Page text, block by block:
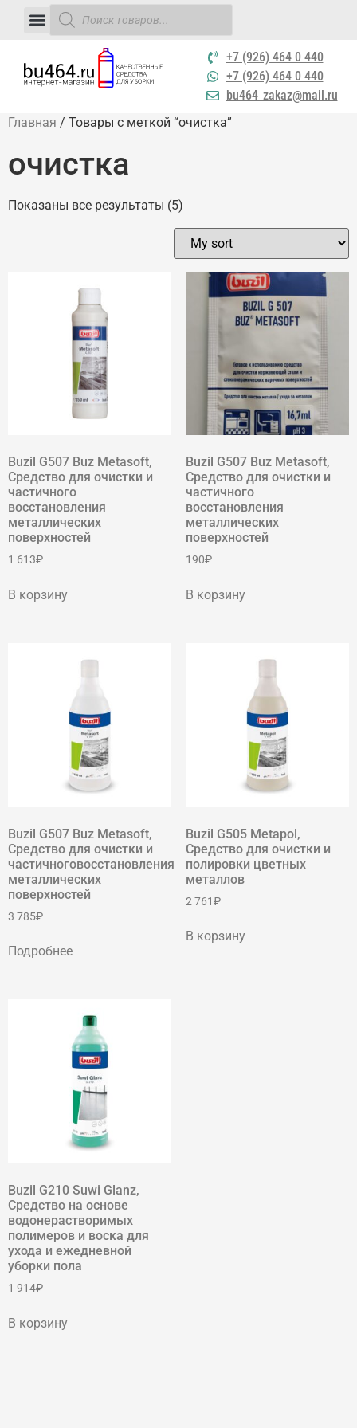
+7 (926) 464 0 440
+7 (926) 464 0 440
bu464_zakaz@mail.ru
Главная / Товары с меткой “очистка”
очистка
Показаны все результаты (5)
Buzil G507 Buz Metasoft,
Средство для очистки и
частичного
восстановления
металлических
поверхностей
1 613₽
В корзину
Buzil G507 Buz Metasoft,
Средство для очистки и
частичного
восстановления
металлических
поверхностей
190₽
В корзину
Buzil G507 Buz Metasoft,
Средство для очистки и
частичноговосстановления
металлических
поверхностей
3 785₽
Подробнее
Buzil G505 Metapol,
Средство для очистки и
полировки цветных
металлов
2 761₽
В корзину
Buzil G210 Suwi Glanz,
Средство на основе
водонерастворимых
полимеров и воска для
ухода и ежедневной
уборки пола
1 914₽
В корзину